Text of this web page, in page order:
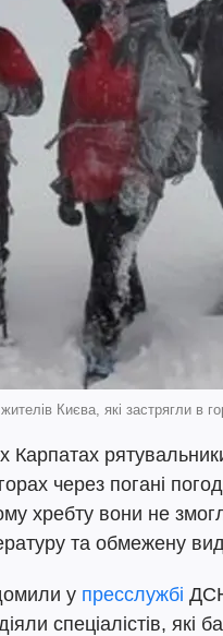
Києва, які застрягли в
Карпатах
через погані
хребту вони не
та обмежену
у пресслужбі
спеціалістів, які